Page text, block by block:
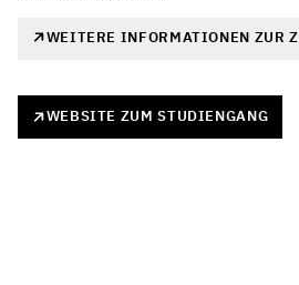
WEITERE INFORMATIONEN ZUR
WEBSITE ZUM STUDIENGANG